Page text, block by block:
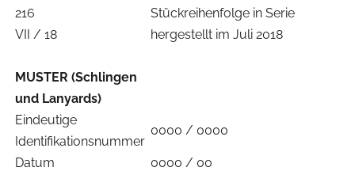
216
Stückreihenfolge in Serie
VII / 18
hergestellt im Juli 2018
MUSTER (Schlingen
und Lanyards)
Eindeutige
Identifikationsnummer
0000 / 0000
Datum
0000 / 00